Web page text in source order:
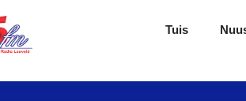
Tuis